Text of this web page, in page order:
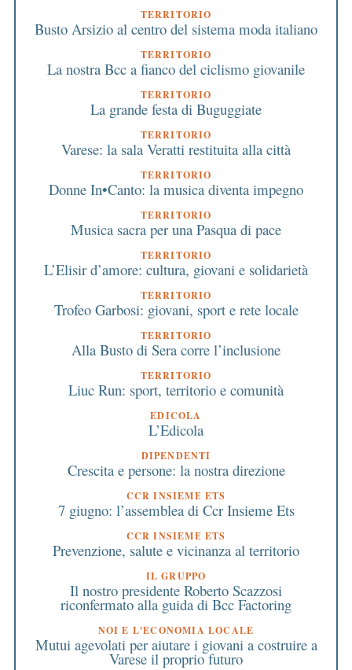
TERRITORIO
Busto Arsizio al centro del sistema moda italiano
TERRITORIO
La nostra Bcc a fianco del ciclismo giovanile
TERRITORIO
La grande festa di Buguggiate
TERRITORIO
Varese: la sala Veratti restituita alla città
TERRITORIO
Donne In•Canto: la musica diventa impegno
TERRITORIO
Musica sacra per una Pasqua di pace
TERRITORIO
L’Elisir d’amore: cultura, giovani e solidarietà
TERRITORIO
Trofeo Garbosi: giovani, sport e rete locale
TERRITORIO
Alla Busto di Sera corre l’inclusione
TERRITORIO
Liuc Run: sport, territorio e comunità
EDICOLA
L’Edicola
DIPENDENTI
Crescita e persone: la nostra direzione
CCR INSIEME ETS
7 giugno: l’assemblea di Ccr Insieme Ets
CCR INSIEME ETS
Prevenzione, salute e vicinanza al territorio
IL GRUPPO
Il nostro presidente Roberto Scazzosi
riconfermato alla guida di Bcc Factoring
NOI E L'ECONOMIA LOCALE
Mutui agevolati per aiutare i giovani a costruire a
Varese il proprio futuro